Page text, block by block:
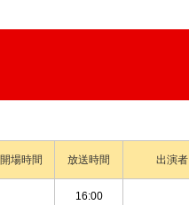
開場時間 放送時間 出演者
16:00